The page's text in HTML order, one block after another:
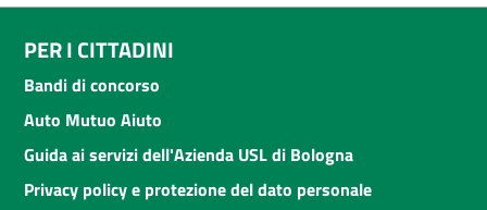
PER I CITTADINI
Bandi di concorso
Auto Mutuo Aiuto
Guida ai servizi dell'Azienda USL di Bologna
Privacy policy e protezione del dato personale